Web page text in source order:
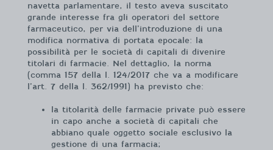
navetta parlamentare, il testo aveva suscitato
grande interesse fra gli operatori del settore
farmaceutico, per via dell’introduzione di una
modifica normativa di portata epocale: la
possibilità per le società di capitali di divenire
titolari di farmacie. Nel dettaglio, la norma
(comma 157 della l. 124/2017 che va a modificare
l’art. 7 della l. 362/1991) ha previsto che:
la titolarità delle farmacie private può essere
in capo anche a società di capitali che
abbiano quale oggetto sociale esclusivo la
gestione di una farmacia;